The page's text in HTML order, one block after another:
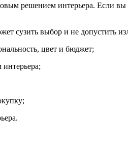
решением интерьера. Если
сузить выбор и не допустить
цвет и бюджет;